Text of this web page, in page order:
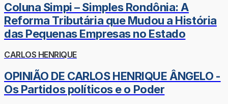
Coluna Simpi – Simples Rondônia: A
Reforma Tributária que Mudou a História
das Pequenas Empresas no Estado
CARLOS HENRIQUE
OPINIÃO DE CARLOS HENRIQUE ÂNGELO -
Os Partidos políticos e o Poder